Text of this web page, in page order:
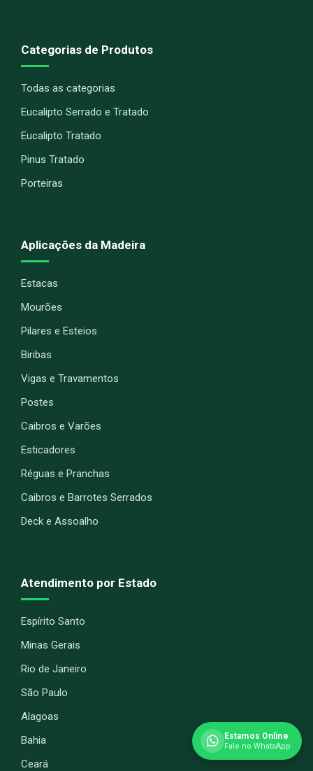
Categorias de Produtos
Todas as categorias
Eucalipto Serrado e Tratado
Eucalipto Tratado
Pinus Tratado
Porteiras
Aplicações da Madeira
Estacas
Mourões
Pilares e Esteios
Biribas
Vigas e Travamentos
Postes
Caibros e Varões
Esticadores
Réguas e Pranchas
Caibros e Barrotes Serrados
Deck e Assoalho
Atendimento por Estado
Espírito Santo
Minas Gerais
Rio de Janeiro
São Paulo
Alagoas
Bahia
Ceará
Estamos Online
Fale no WhatsApp